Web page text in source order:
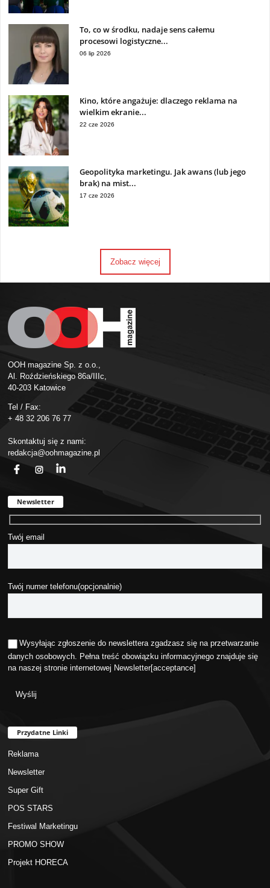
To, co w środku, nadaje sens całemu
procesowi logistyczne...
06 lip 2026
Kino, które angażuje: dlaczego reklama na
wielkim ekranie...
22 cze 2026
Geopolityka marketingu. Jak awans (lub jego
brak) na mist...
17 cze 2026
Zobacz więcej
OOH magazine Sp. z o.o.,
Al. Roździeńskiego 86a/IIIc,
40-203 Katowice
Tel / Fax:
+ 48 32 206 76 77
Skontaktuj się z nami:
redakcja@oohmagazine.pl
Newsletter
Twój email
Twój numer telefonu(opcjonalnie)
Wysyłając zgłoszenie do newslettera zgadzasz się na przetwarzanie
danych osobowych. Pełna treść obowiązku informacyjnego znajduje się
na naszej stronie internetowej Newsletter[acceptance]
Przydatne Linki
Reklama
Newsletter
Super Gift
POS STARS
Festiwal Marketingu
PROMO SHOW
Projekt HORECA